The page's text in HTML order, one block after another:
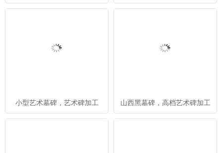
小型艺术墓碑，艺术碑加工 山西黑墓碑，高档艺术碑加工